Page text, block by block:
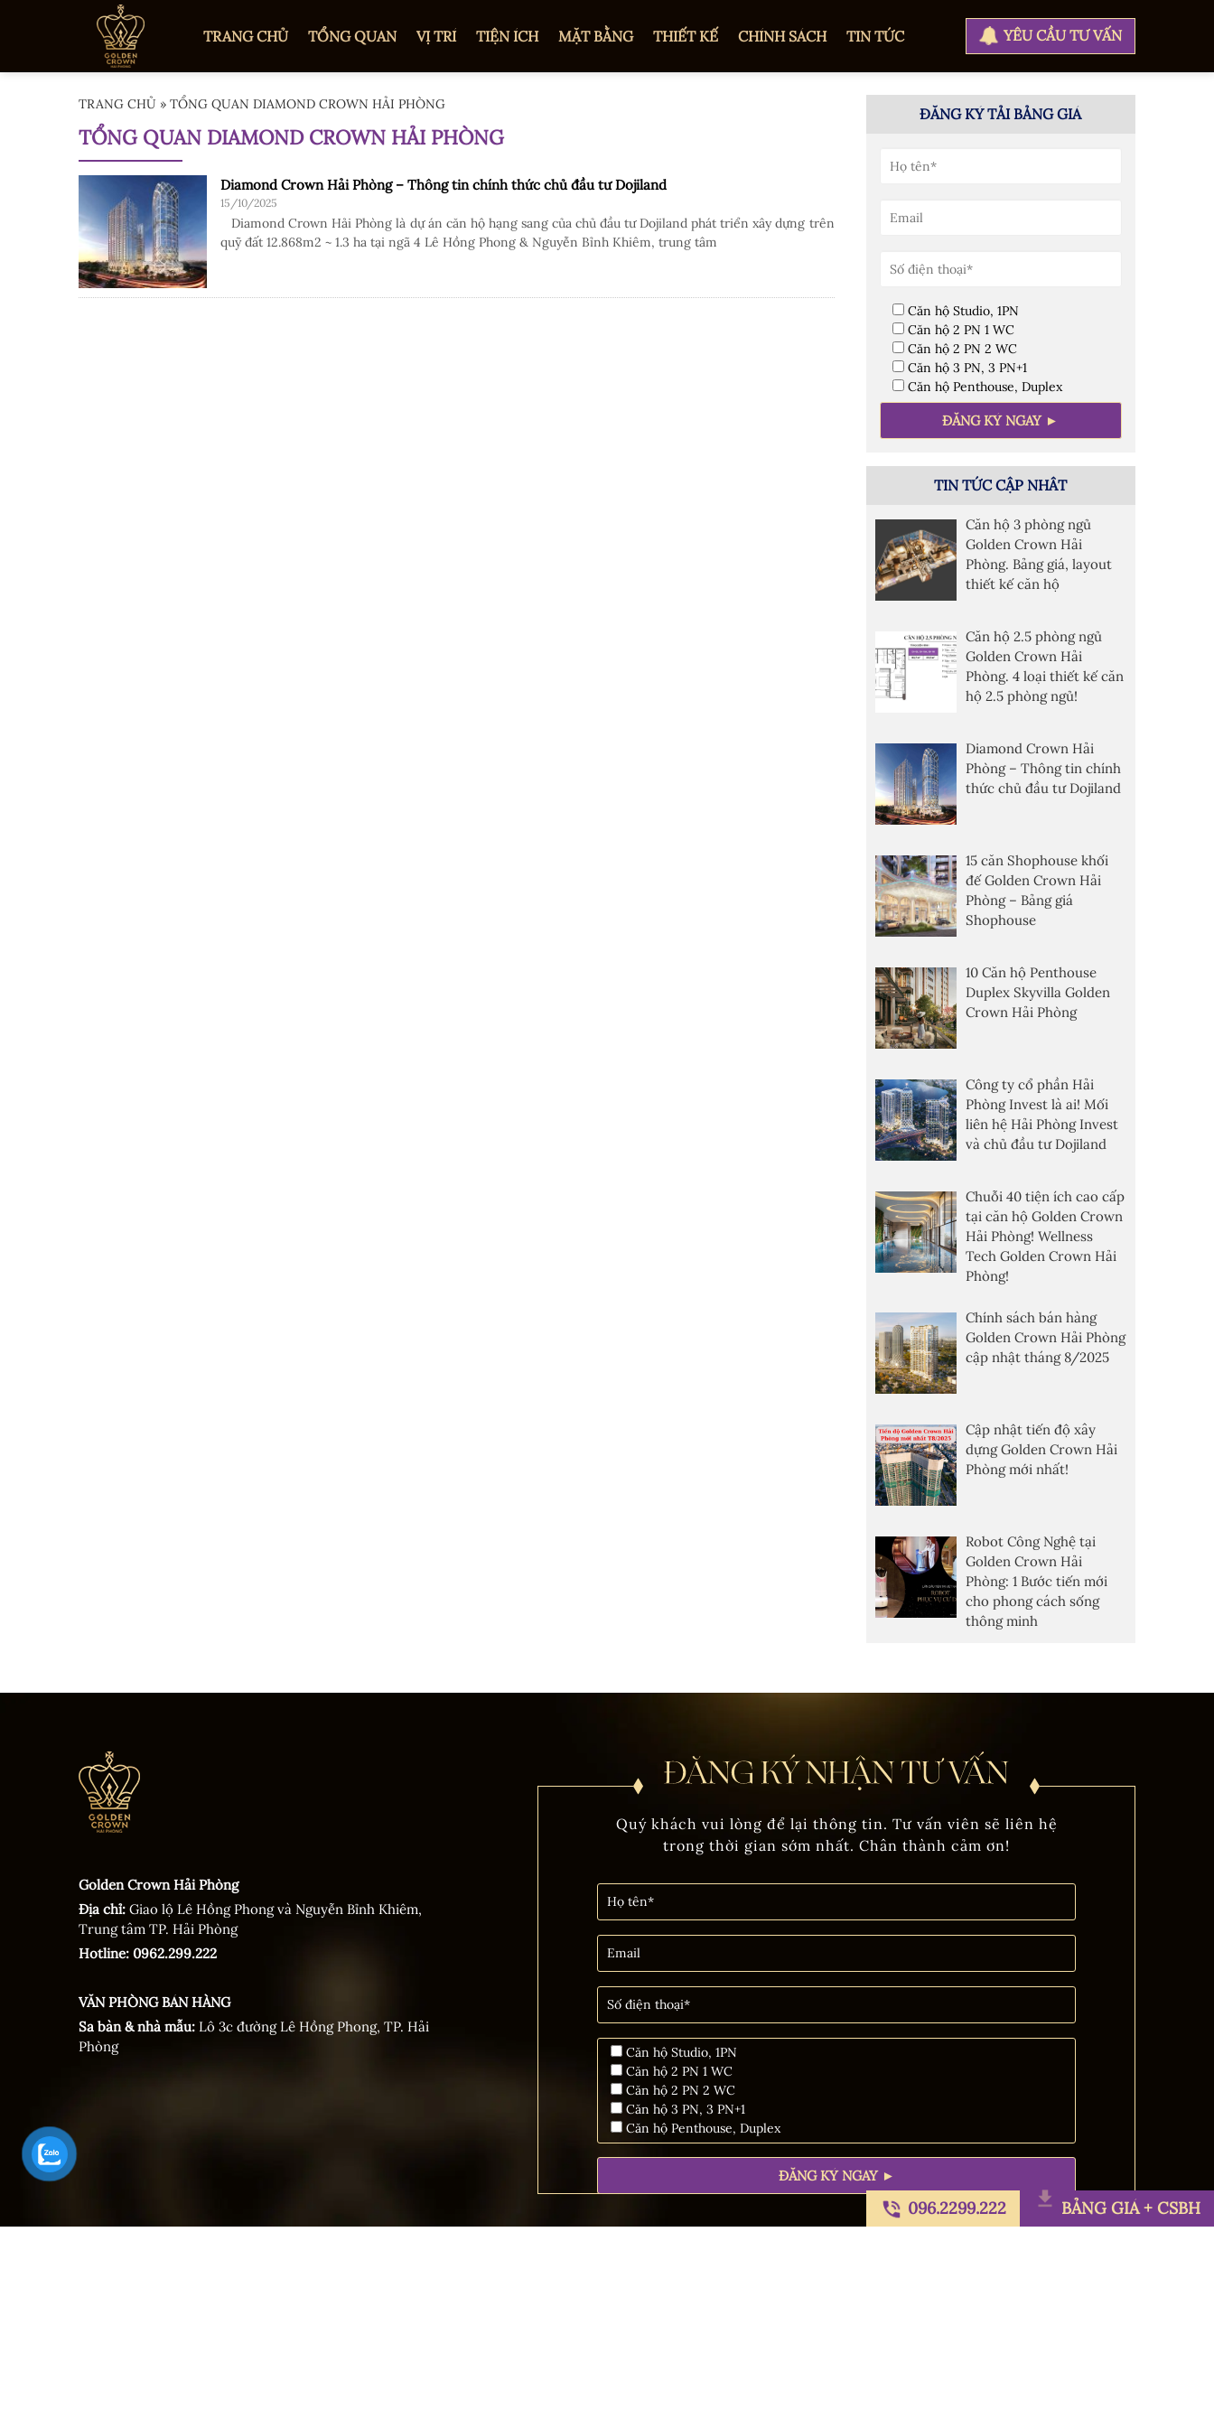
TRANG CHỦ TỔNG QUAN VỊ TRÍ TIỆN ÍCH MẶT BẰNG THIẾT KẾ CHÍNH SÁCH TIN TỨC YÊU CẦU TƯ VẤN
TRANG CHỦ » TỔNG QUAN DIAMOND CROWN HẢI PHÒNG
TỔNG QUAN DIAMOND CROWN HẢI PHÒNG
Diamond Crown Hải Phòng – Thông tin chính thức chủ đầu tư Dojiland
15/10/2025
Diamond Crown Hải Phòng là dự án căn hộ hạng sang của chủ đầu tư Dojiland phát triển xây dựng trên
quỹ đất 12.868m2 ~ 1.3 ha tại ngã 4 Lê Hồng Phong & Nguyễn Bỉnh Khiêm, trung tâm
ĐĂNG KÝ TẢI BẢNG GIÁ
Căn hộ Studio, 1PN
Căn hộ 2 PN 1 WC
Căn hộ 2 PN 2 WC
Căn hộ 3 PN, 3 PN+1
Căn hộ Penthouse, Duplex
TIN TỨC CẬP NHÂT
Căn hộ 3 phòng ngủ
Golden Crown Hải
Phòng. Bảng giá, layout
thiết kế căn hộ
Căn hộ 2.5 phòng ngủ
Golden Crown Hải
Phòng. 4 loại thiết kế căn
hộ 2.5 phòng ngủ!
Diamond Crown Hải
Phòng – Thông tin chính
thức chủ đầu tư Dojiland
15 căn Shophouse khối
đế Golden Crown Hải
Phòng – Bảng giá
Shophouse
10 Căn hộ Penthouse
Duplex Skyvilla Golden
Crown Hải Phòng
Công ty cổ phần Hải
Phòng Invest là ai! Mối
liên hệ Hải Phòng Invest
và chủ đầu tư Dojiland
Chuỗi 40 tiện ích cao cấp
tại căn hộ Golden Crown
Hải Phòng! Wellness
Tech Golden Crown Hải
Phòng!
Chính sách bán hàng
Golden Crown Hải Phòng
cập nhật tháng 8/2025
Cập nhật tiến độ xây
dựng Golden Crown Hải
Phòng mới nhất!
Robot Công Nghệ tại
Golden Crown Hải
Phòng: 1 Bước tiến mới
cho phong cách sống
thông minh
Golden Crown Hải Phòng
Địa chỉ: Giao lộ Lê Hồng Phong và Nguyễn Bỉnh Khiêm,
Trung tâm TP. Hải Phòng
Hotline: 0962.299.222
VĂN PHÒNG BÁN HÀNG
Sa bàn & nhà mẫu: Lô 3c đường Lê Hồng Phong, TP. Hải
Phòng
Quý khách vui lòng để lại thông tin. Tư vấn viên sẽ liên hệ
trong thời gian sớm nhất. Chân thành cảm ơn!
Căn hộ Studio, 1PN
Căn hộ 2 PN 1 WC
Căn hộ 2 PN 2 WC
Căn hộ 3 PN, 3 PN+1
Căn hộ Penthouse, Duplex
096.2299.222 BẢNG GIÁ + CSBH